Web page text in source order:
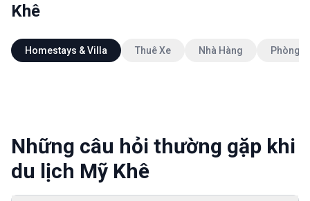
Khê
Homestays & Villa Thuê Xe Nhà Hàng Phòng
Những câu hỏi thường gặp khi
du lịch Mỹ Khê